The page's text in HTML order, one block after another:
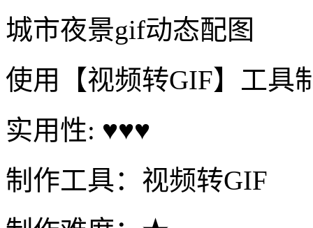
城市夜景gif动态配图
使用【视频转GIF】工具
实用性: ♥♥♥
制作工具：视频转GIF